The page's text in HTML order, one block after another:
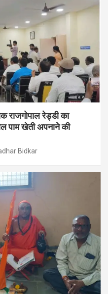
राजगोपाल रेड्डी का
पाम खेती अपनाने की
Bidkar